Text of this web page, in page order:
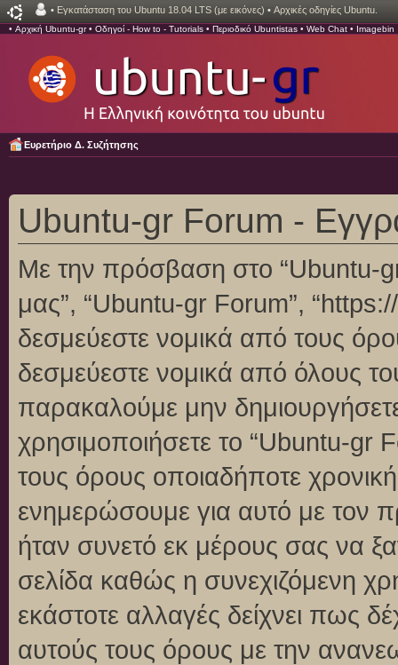
• Εγκατάσταση του Ubuntu 18.04 LTS (με εικόνες) • Αρχικές οδηγίες Ubuntu.
• Αρχική Ubuntu-gr• Οδηγοί - How to - Tutorials • Περιοδικό Ubuntistas • Web Chat • Imagebin
Ευρετήριο Δ. Συζήτησης
Ubuntu-gr Forum -
Με την πρόσβαση στο “Ubuntu-gr
μας”, “Ubuntu-gr Forum”,
δεσμεύεστε νομικά από τους
δεσμεύεστε νομικά από όλους
παρακαλούμε μην
χρησιμοποιήσετε το “Ubuntu-gr
τους όρους οποιαδήποτε
ενημερώσουμε για αυτό με τον
ήταν συνετό εκ μέρους σας να
σελίδα καθώς η συνεχιζόμενη
εκάστοτε αλλαγές δείχνει πως
αυτούς τους όρους με την